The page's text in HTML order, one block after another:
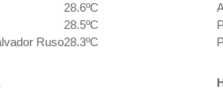
28.6ºC
28.5ºC
Ruso28.3ºC